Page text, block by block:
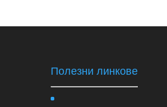
Полезни линкове